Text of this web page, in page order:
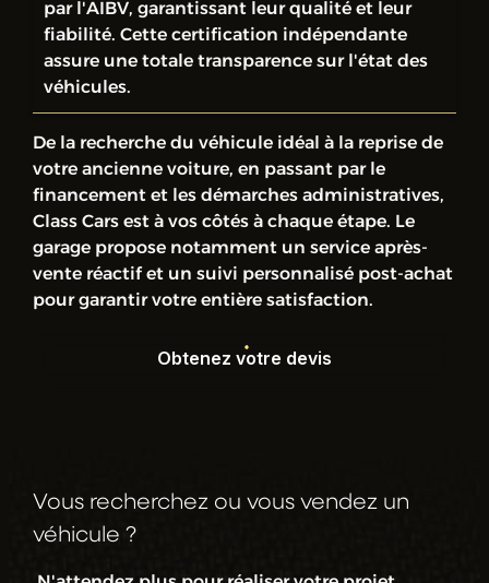
par l'AIBV, garantissant leur qualité et leur
fiabilité. Cette certification indépendante
assure une totale transparence sur l'état des
véhicules.
De la recherche du véhicule idéal à la reprise de
votre ancienne voiture, en passant par le
financement et les démarches administratives,
Class Cars est à vos côtés à chaque étape. Le
garage propose notamment un service après-
vente réactif et un suivi personnalisé post-achat
pour garantir votre entière satisfaction.
Obtenez votre devis
Vous recherchez ou vous vendez un
véhicule ?